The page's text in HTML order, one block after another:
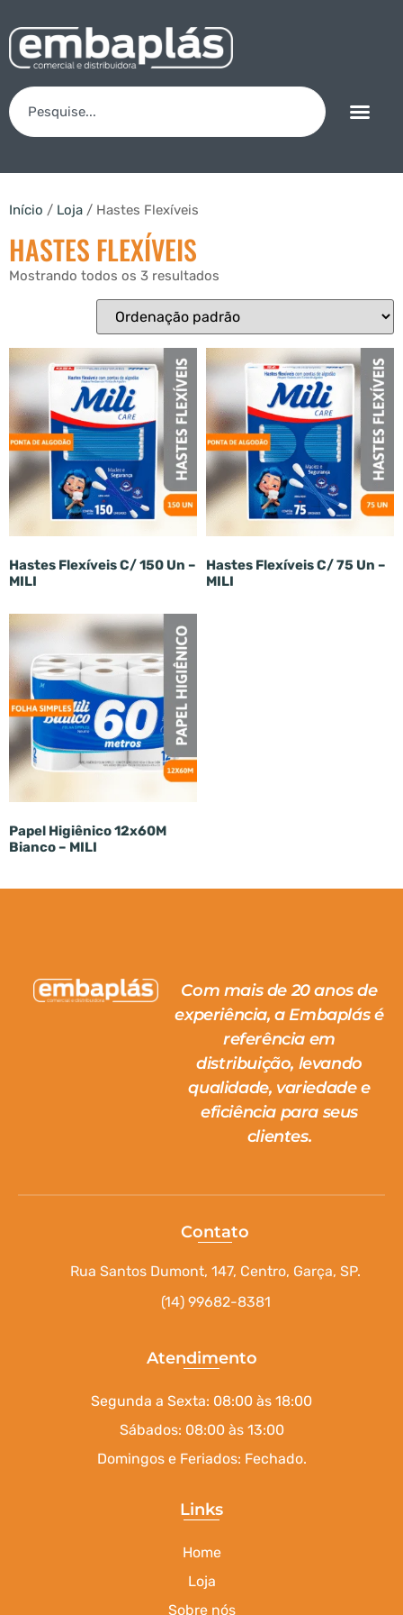
Início / Loja / Hastes Flexíveis
HASTES FLEXÍVEIS
Mostrando todos os 3 resultados
Hastes Flexíveis C/ 150 Un –
MILI
Hastes Flexíveis C/ 75 Un –
MILI
Papel Higiênico 12x60M
Bianco – MILI
Com mais de 20 anos de
experiência, a Embaplás é
referência em
distribuição, levando
qualidade, variedade e
eficiência para seus
clientes.
Contato
Rua Santos Dumont, 147, Centro, Garça, SP.
(14) 99682-8381
Atendimento
Segunda a Sexta: 08:00 às 18:00
Sábados: 08:00 às 13:00
Domingos e Feriados: Fechado.
Links
Home
Loja
Sobre nós